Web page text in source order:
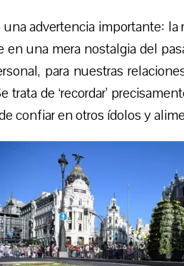
advertencia importante:
en una mera nostalgia del
para nuestras
trata de ‘recordar’
confiar en otros ídolos y